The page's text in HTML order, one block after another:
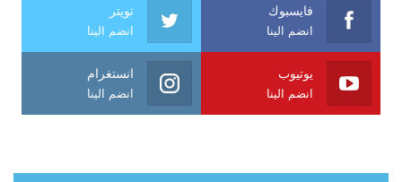
فايسبوك
انضم الينا
تويتر
انضم الينا
يوتيوب
انضم الينا
انستغرام
انضم الينا